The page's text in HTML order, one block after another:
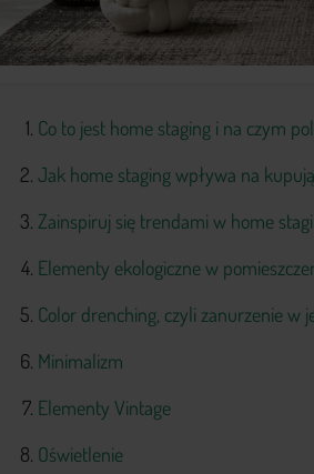
Co to jest home staging i na czym
Jak home staging wpływa na
Zainspiruj się trendami w home
Elementy ekologiczne w
Color drenching, czyli zanurzenie w
Minimalizm
Elementy Vintage
Oświetlenie